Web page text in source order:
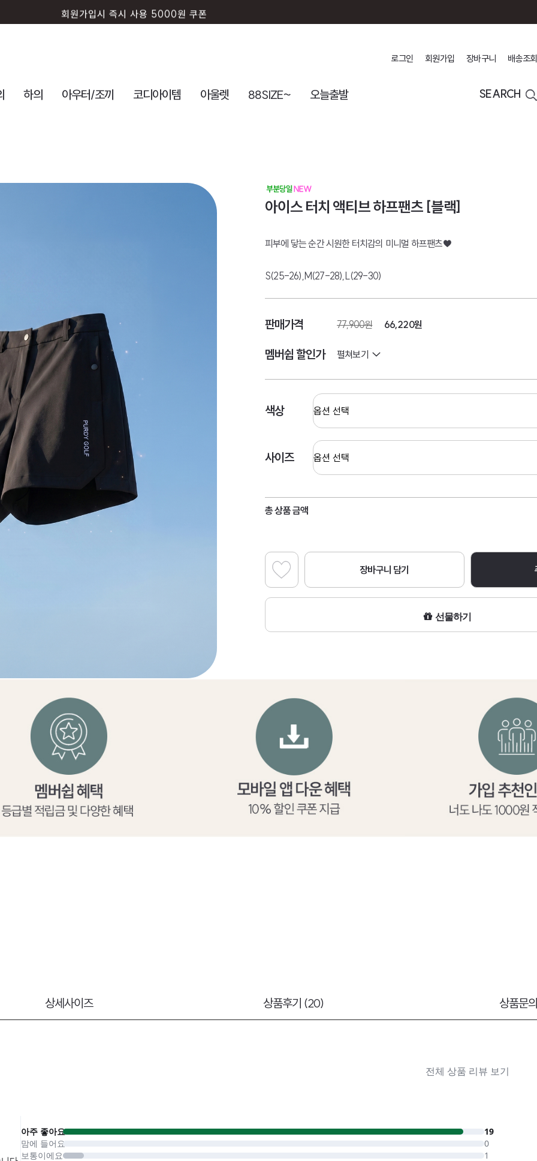
회원가입시 즉시 사용 5000원 쿠폰
로그인 회원가입 장바구니 배송조회
하의 아우터/조끼 코디아이템 아울렛 88SIZE~ 오늘출발 SEARCH
아이스 터치 액티브 하프팬츠 [블랙]
피부에 닿는 순간 시원한 터치감의 미니멀 하프팬츠♥
S(25-26),M(27-28),L(29-30)
판매가격 77,900원 66,220원
멤버쉽 할인가 펼쳐보기
색상
사이즈
총 상품 금액
장바구니 담기
선물하기
상세사이즈 상품후기 (20) 상품문의